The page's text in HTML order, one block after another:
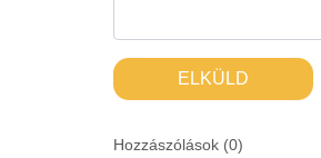
ELKÜLD
Hozzászólások (0)